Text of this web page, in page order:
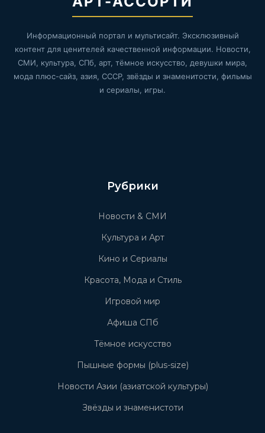
Информационный портал и мультисайт. Эксклюзивный
контент для ценителей качественной информации. Новости,
СМИ, культура, СПб, арт, тёмное искусство, девушки мира,
мода плюс-сайз, азия, СССР, звёзды и знаменитости, фильмы
и сериалы, игры.
Рубрики
Новости & СМИ
Культура и Арт
Кино и Сериалы
Красота, Мода и Стиль
Игровой мир
Афиша СПб
Тёмное искусство
Пышные формы (plus-size)
Новости Азии (азиатской культуры)
Звёзды и знаменистоти